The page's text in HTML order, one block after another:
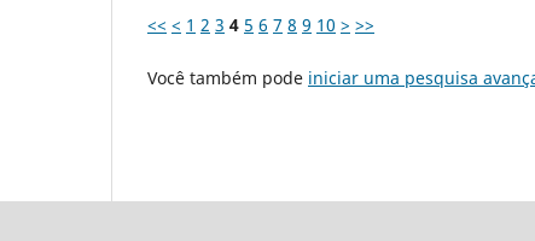
<< < 1 2 3 4 5 6 7 8 9 10 > >>
Você também pode iniciar uma pesquisa